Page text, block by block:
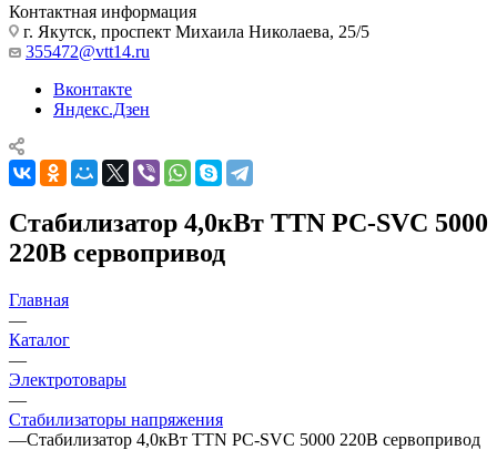
Контактная информация
г. Якутск, проспект Михаила Николаева, 25/5
355472@vtt14.ru
Вконтакте
Яндекс.Дзен
Стабилизатор 4,0кВт TTN PC-SVC 5000
220В сервопривод
Главная
—
Каталог
—
Электротовары
—
Стабилизаторы напряжения
—Стабилизатор 4,0кВт TTN PC-SVC 5000 220В сервопривод